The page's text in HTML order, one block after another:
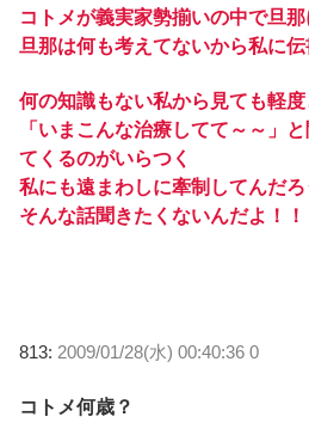
コトメが義実家勢揃いの中で旦
旦那は何も考えてないから私に
何の知識もない私から見ても軽
「いまこんな治療してて～～」
てくるのがいらつく
私にも遠まわしに牽制してんだ
そんな話聞きたくないんだよ！！
813: 2009/01/28(水) 00:40:36 0
コトメ何歳？